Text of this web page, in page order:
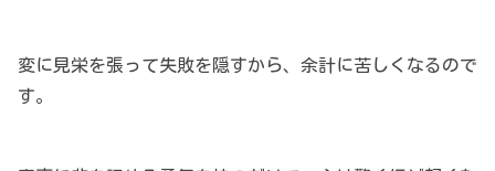
変に見栄を張って失敗を隠すから、余計に苦しくなるので
す。